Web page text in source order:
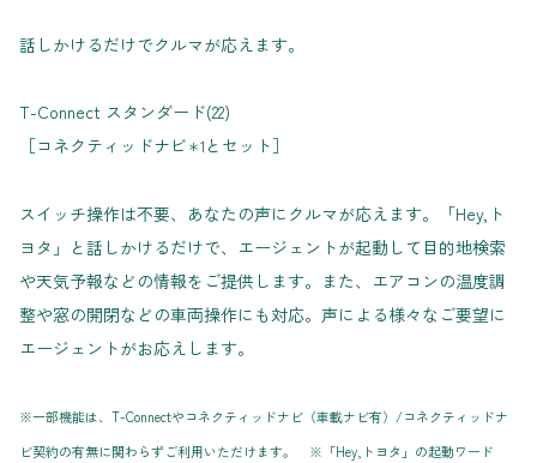
話しかけるだけでクルマが応えます。
T-Connect スタンダード(22)
［コネクティッドナビ＊1 とセット］
スイッチ操作は不要、あなたの声にクルマが応えます。「Hey,ト
ヨタ」と話しかけるだけで、エージェントが起動して目的地検索
や天気予報などの情報をご提供します。また、エアコンの温度調
整や窓の開閉などの車両操作にも対応。声による様々なご要望に
エージェントがお応えします。
※一部機能は、T-Connectやコネクティッドナビ（車載ナビ有）/コネクティッドナ
ビ契約の有無に関わらずご利用いただけます。 ※「Hey,トヨタ」の起動ワード